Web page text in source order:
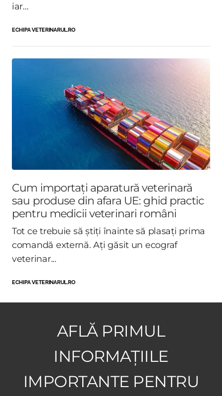
iar...
ECHIPA VETERINARUL.RO
Cum importați aparatură veterinară
sau produse din afara UE: ghid practic
pentru medicii veterinari români
Tot ce trebuie să știți înainte să plasați prima
comandă externă. Ați găsit un ecograf
veterinar...
ECHIPA VETERINARUL.RO
AFLĂ PRIMUL
INFORMAȚIILE
IMPORTANTE PENTRU